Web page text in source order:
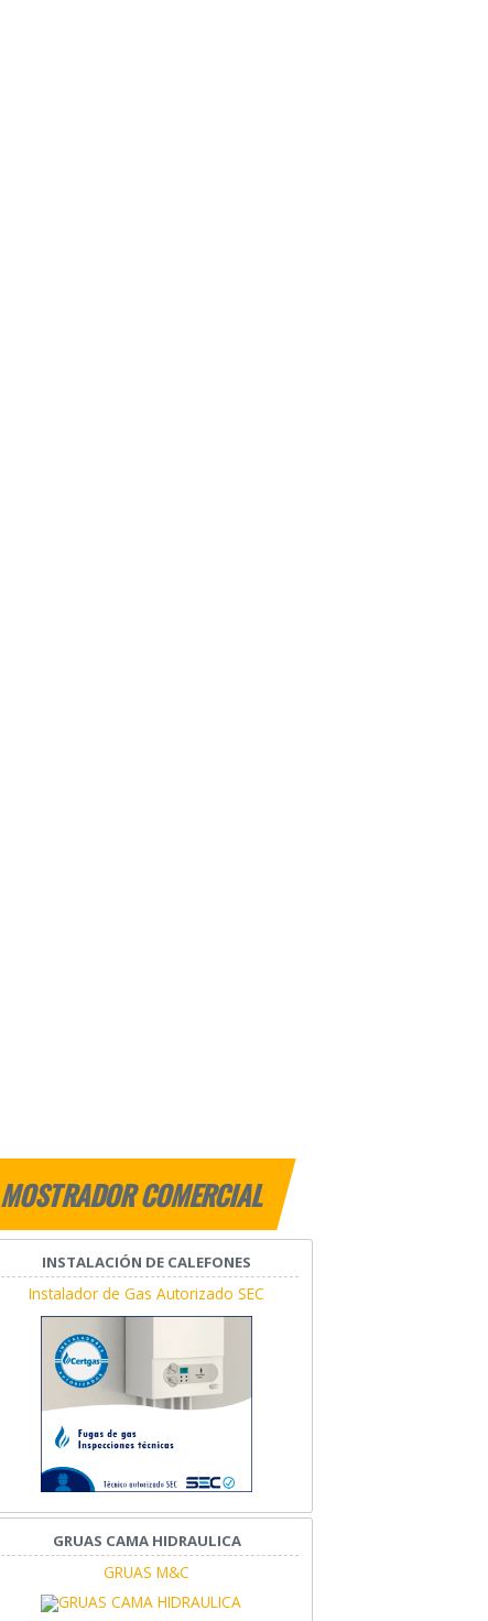
MOSTRADOR COMERCIAL
INSTALACIÓN DE CALEFONES
Instalador de Gas Autorizado SEC
GRUAS CAMA HIDRAULICA
GRUAS M&C